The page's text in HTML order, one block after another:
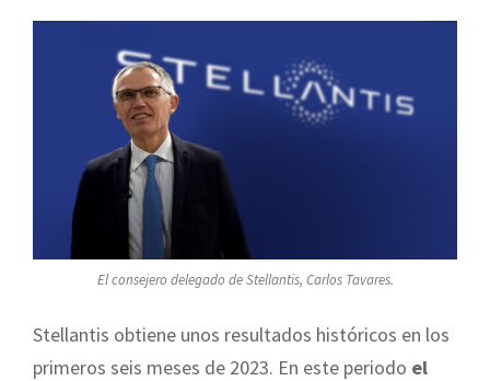
El consejero delegado de Stellantis, Carlos Tavares.
Stellantis obtiene unos resultados históricos en los
primeros seis meses de 2023. En este periodo el